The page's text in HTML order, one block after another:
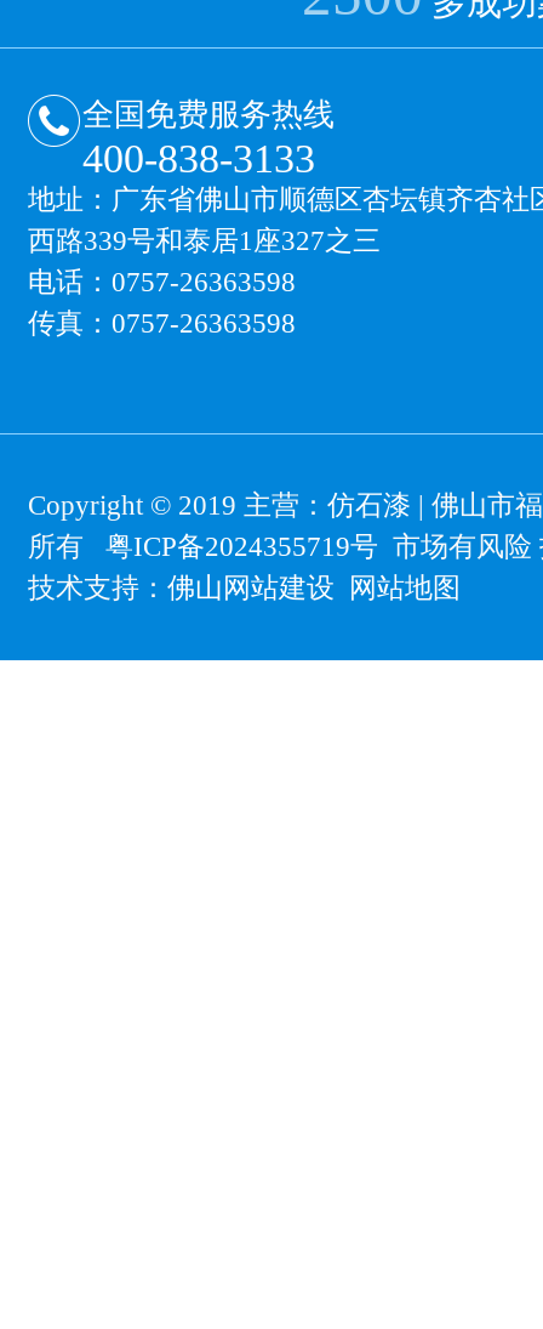
全国免费服务热线
400-838-3133
地址：广东省佛山市顺德区杏坛镇齐杏社
西路339号和泰居1座327之三
电话：0757-26363598
传真：0757-26363598
Copyright © 2019 主营： 仿石漆 | 佛山市
所有 粤ICP备2024355719号 市场有风险
技术支持： 佛山网站建设 网站地图